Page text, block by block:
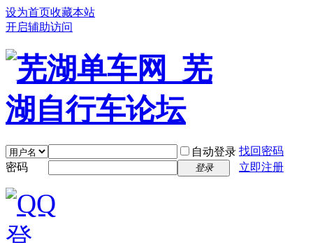
设为首页收藏本站
开启辅助访问
自动登录 找回密码
密码
登录 立即注册